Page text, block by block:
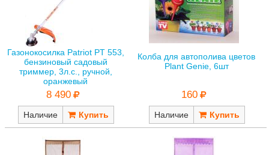
Газонокосилка Patriot PT 553,
бензиновый садовый
триммер, 3л.с., ручной,
оранжевый
8 490
Наличие
Колба для автополива цветов
Plant Genie, 6шт
160
Наличие